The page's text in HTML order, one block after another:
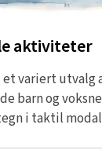
aktiviteter
et variert utvalg
barn og
i taktil